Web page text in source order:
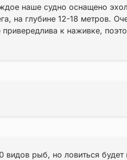
наше судно оснащено
на глубине 12-18 метров.
к наживке,
рыб, но ловиться